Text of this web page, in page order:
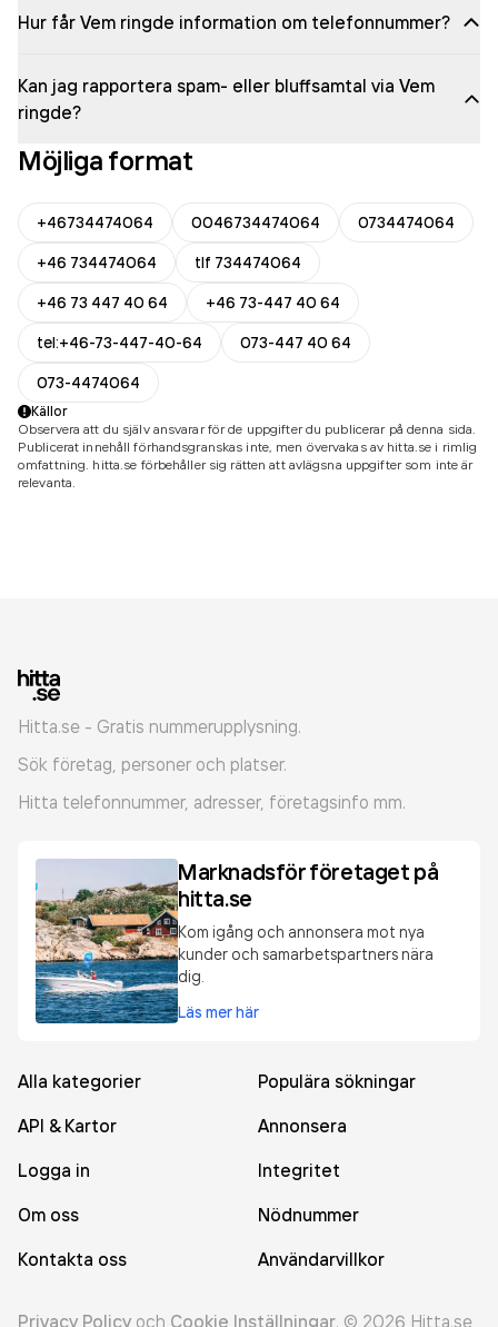
Hur får Vem ringde information om telefonnummer?
Kan jag rapportera spam- eller bluffsamtal via Vem
ringde?
Möjliga format
+46734474064 0046734474064
0734474064
+46 734474064
tlf 734474064
+46 73 447 40 64
+46 73-447 40 64
tel:+46-73-447-40-64
073-447 40 64
073-4474064
Källor
Observera att du själv ansvarar för de uppgifter du publicerar på denna sida.
Publicerat innehåll förhandsgranskas inte, men övervakas av hitta.se i rimlig
omfattning. hitta.se förbehåller sig rätten att avlägsna uppgifter som inte är
relevanta.
Hitta.se - Gratis nummerupplysning.
Sök företag, personer och platser.
Hitta telefonnummer, adresser, företagsinfo mm.
Marknadsför företaget på
hitta.se
Kom igång och annonsera mot nya
kunder och samarbetspartners nära
dig.
Läs mer här
Alla kategorier
Populära sökningar
API & Kartor
Annonsera
Logga in
Integritet
Om oss
Nödnummer
Kontakta oss
Användarvillkor
Privacy Policy och Cookie Inställningar. © 2026 Hitta.se